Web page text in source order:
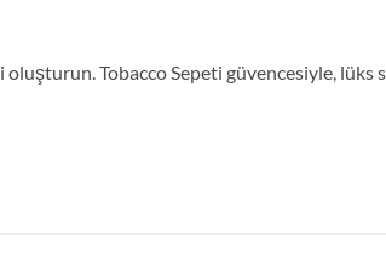
Tobacco Sepeti güvencesiyle, lüks